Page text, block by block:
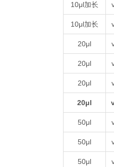
10μl加长
10μl加长
20μl
20μl
20μl
20μl
50μl
50μl
50μl